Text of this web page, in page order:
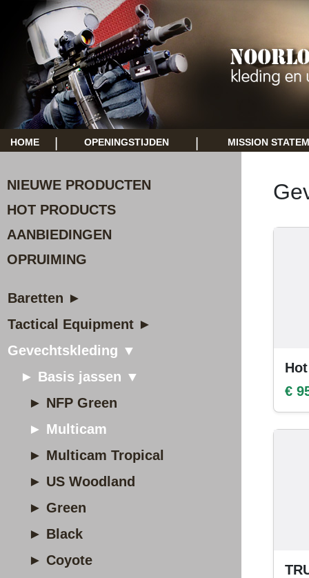
HOME OPENINGSTIJDEN MISSION
NIEUWE PRODUCTEN
HOT PRODUCTS
AANBIEDINGEN
OPRUIMING
Baretten ►
Tactical Equipment ►
Gevechtskleding ▼
► Basis jassen ▼
► NFP Green
► Multicam
► Multicam Tropical
► US Woodland
► Green
► Black
► Coyote
€